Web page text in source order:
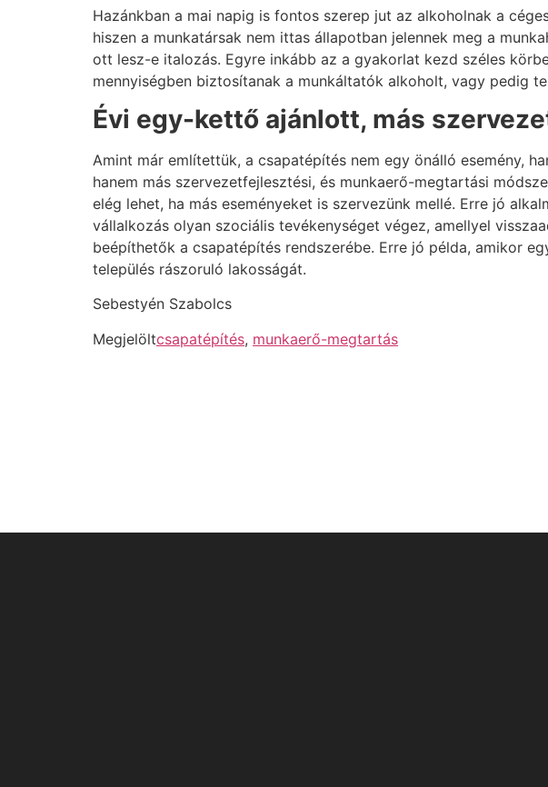
Hazánkban a mai napig is fontos szerep jut az alkoholnak a
hiszen a munkatársak nem ittas állapotban jelennek meg a
ott lesz-e italozás. Egyre inkább az a gyakorlat kezd széles
mennyiségben biztosítanak a munkáltatók alkoholt, vagy pedig
Évi egy-kettő ajánlott, más
Amint már említettük, a csapatépítés nem egy önálló esemény,
hanem más szervezetfejlesztési, és munkaerő-megtartási
elég lehet, ha más eseményeket is szervezünk mellé. Erre jó
vállalkozás olyan szociális tevékenységet végez, amellyel
beépíthetők a csapatépítés rendszerébe. Erre jó példa, amikor
település rászoruló lakosságát.
Sebestyén Szabolcs
Megjelöltcsapatépítés, munkaerő-megtartás